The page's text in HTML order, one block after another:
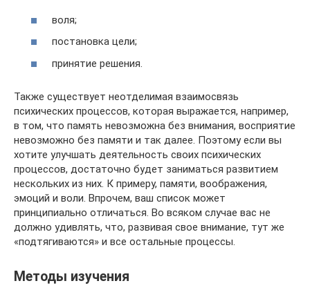
воля;
постановка цели;
принятие решения.
Также существует неотделимая взаимосвязь
психических процессов, которая выражается, например,
в том, что память невозможна без внимания, восприятие
невозможно без памяти и так далее. Поэтому если вы
хотите улучшать деятельность своих психических
процессов, достаточно будет заниматься развитием
нескольких из них. К примеру, памяти, воображения,
эмоций и воли. Впрочем, ваш список может
принципиально отличаться. Во всяком случае вас не
должно удивлять, что, развивая свое внимание, тут же
«подтягиваются» и все остальные процессы.
Методы изучения